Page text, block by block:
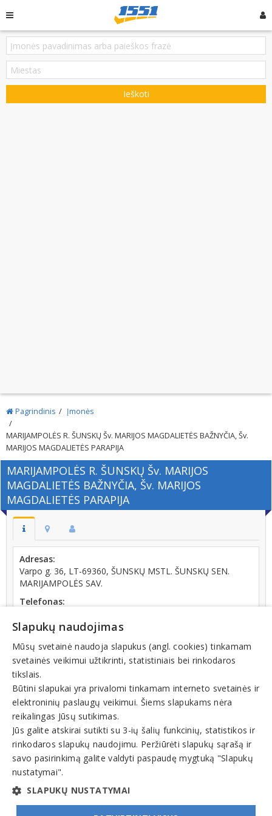
Ieškoti
Pagrindinis Įmonės
MARIJAMPOLĖS R. ŠUNSKŲ Šv. MARIJOS MAGDALIETĖS BAŽNYČIA, Šv.
MARIJOS MAGDALIETĖS PARAPIJA
MARIJAMPOLĖS R. ŠUNSKŲ Šv. MARIJOS
MAGDALIETĖS BAŽNYČIA, Šv. MARIJOS
MAGDALIETĖS PARAPIJA
Adresas:
Varpo g. 36, LT-69360, ŠUNSKŲ MSTL. ŠUNSKŲ SEN.
MARIJAMPOLĖS SAV.
Telefonas:
Kodas:
191294954
Registracijos data:
1999-10-19
Veiklos sritys
Religinės organizacijos, bendruomenės, bažnyčios
Slapukų naudojimas
Mūsų svetainė naudoja slapukus (angl. cookies) tinkamam
svetainės veikimui užtikrinti, statistiniais bei rinkodaros
tikslais.
Būtini slapukai yra privalomi tinkamam interneto svetainės ir
elektroninių paslaugų veikimui. Šiems slapukams nėra
reikalingas Jūsų sutikimas.
Jūs galite atskirai sutikti su 3-ių šalių funkcinių, statistikos ir
rinkodaros slapukų naudojimu. Peržiūrėti slapukų sąrašą ir
savo pasirinkimą galite valdyti paspaudę mygtuką "Slapukų
nustatymai".
SLAPUKŲ NUSTATYMAI